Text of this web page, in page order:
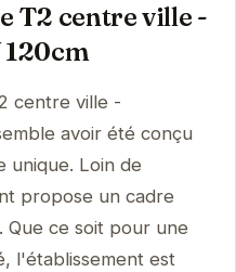
T2 centre ville -
centre ville -
avoir été conçu
unique. Loin de
propose un cadre
ce soit pour une
l'établissement est